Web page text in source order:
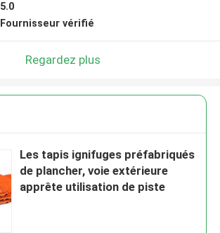
5.0
Fournisseur vérifié
Regardez plus
Les tapis ignifuges préfabriqués
de plancher, voie extérieure
apprête utilisation de piste